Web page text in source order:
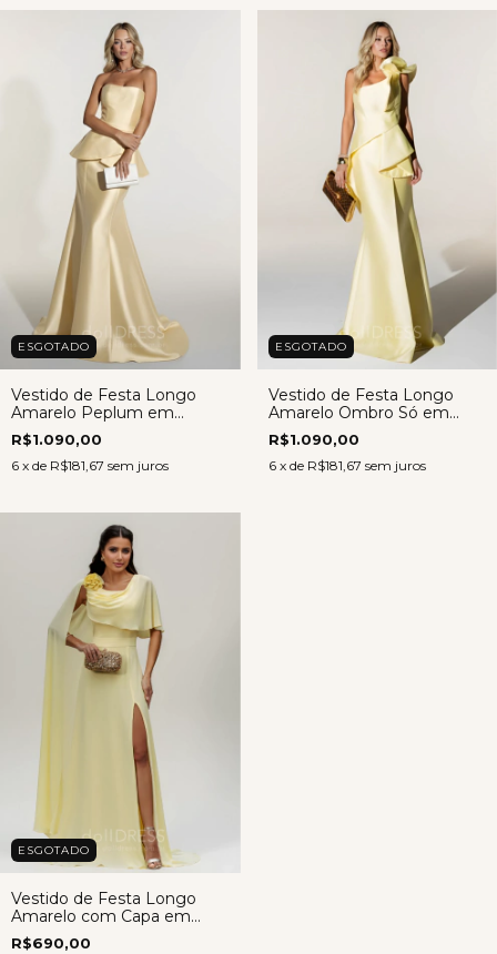
ESGOTADO
Vestido de Festa Longo
Amarelo Peplum em
Zibeline – Luna
R$1.090,00
6 x de R$181,67 sem juros
ESGOTADO
Vestido de Festa Longo
Amarelo Ombro Só em
Zibeline – Mariana
R$1.090,00
6 x de R$181,67 sem juros
ESGOTADO
Vestido de Festa Longo
Amarelo com Capa em
Crepe Musseline – Roberta
R$690,00